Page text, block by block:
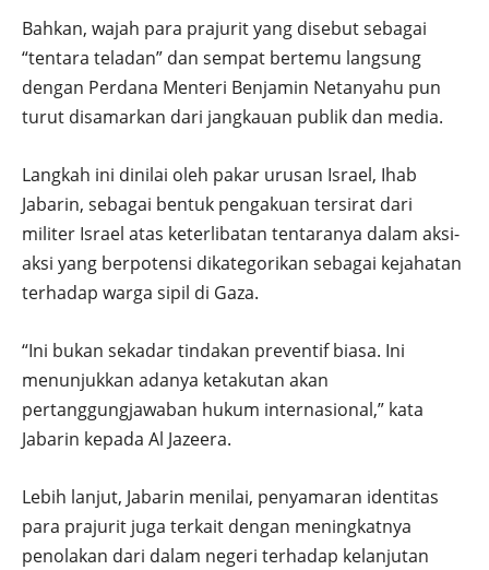
Bahkan, wajah para prajurit yang disebut sebagai
“tentara teladan” dan sempat bertemu langsung
dengan Perdana Menteri Benjamin Netanyahu pun
turut disamarkan dari jangkauan publik dan media.
Langkah ini dinilai oleh pakar urusan Israel, Ihab
Jabarin, sebagai bentuk pengakuan tersirat dari
militer Israel atas keterlibatan tentaranya dalam aksi-
aksi yang berpotensi dikategorikan sebagai kejahatan
terhadap warga sipil di Gaza.
“Ini bukan sekadar tindakan preventif biasa. Ini
menunjukkan adanya ketakutan akan
pertanggungjawaban hukum internasional,” kata
Jabarin kepada Al Jazeera.
Lebih lanjut, Jabarin menilai, penyamaran identitas
para prajurit juga terkait dengan meningkatnya
penolakan dari dalam negeri terhadap kelanjutan